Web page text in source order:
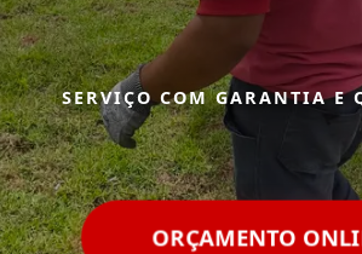
SERVIÇO COM GARANTIA E
ORÇAMENTO